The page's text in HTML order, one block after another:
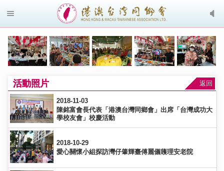
活動照片 返回
2018-11-03
陳銘富會長代表「港澳台灣同鄉會」出席「台灣成功大
學校友會」校慶活動
2018-10-29
愛心關懷小組探訪灣仔肇輝臺傅麗儀䕶理安老院